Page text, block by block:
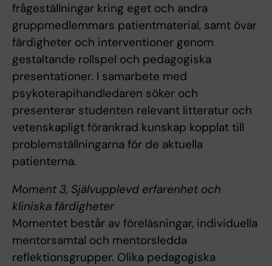
frågeställningar kring eget och andra
gruppmedlemmars patientmaterial, samt övar
färdigheter och interventioner genom
gestaltande rollspel och pedagogiska
presentationer. I samarbete med
psykoterapihandledaren söker och
presenterar studenten relevant litteratur och
vetenskapligt förankrad kunskap kopplat till
problemställningarna för de aktuella
patienterna.
Moment 3, Självupplevd erfarenhet och
kliniska färdigheter
Momentet består av föreläsningar, individuella
mentorsamtal och mentorsledda
reflektionsgrupper. Olika pedagogiska